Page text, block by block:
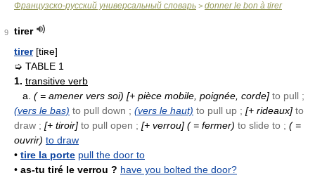
Французско-русский универсальный словарь > donner le bon à tirer
9
tirer
tirer[tiʀe]
➭ TABLE 1
1. transitive verb
a. ( = amener vers soi) [+ pièce mobile, poignée, corde] to pull ;
(vers le bas) to pull down ; (vers le haut) to pull up ; [+ rideaux] to
draw ; [+ tiroir] to pull open ; [+ verrou] ( = fermer) to slide to ; ( =
ouvrir) to draw
• tire la porte pull the door to
• as-tu tiré le verrou ? have you bolted the door?